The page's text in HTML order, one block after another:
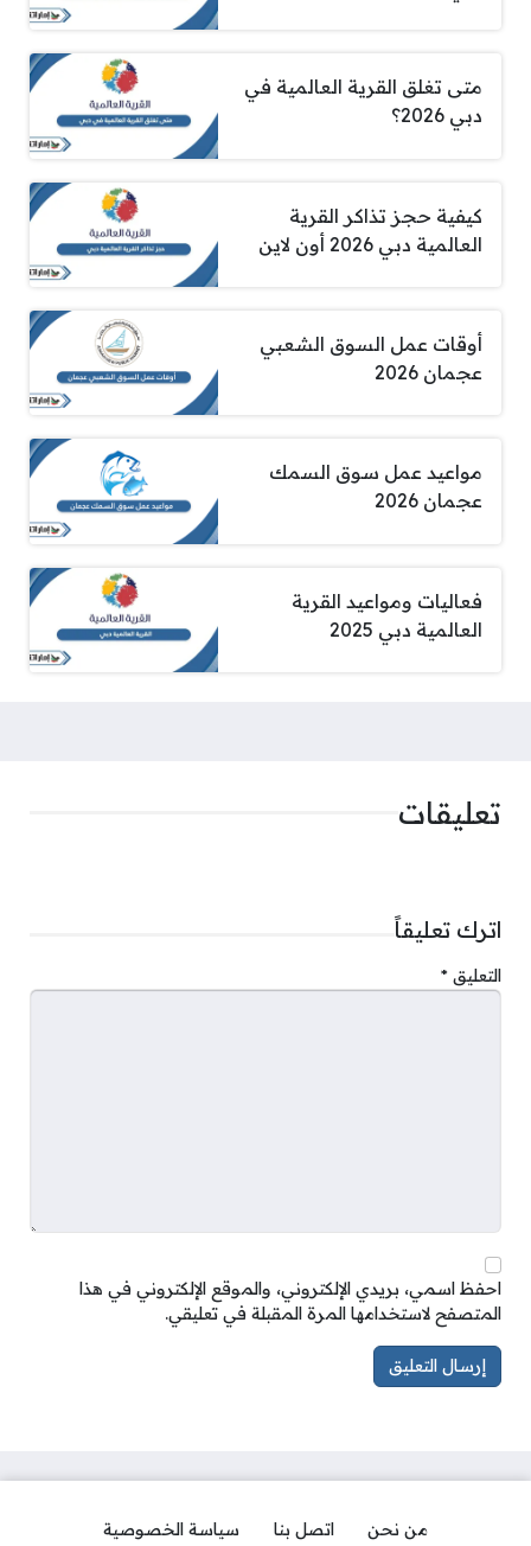
متى تغلق القرية العالمية في
دبي 2026؟
كيفية حجز تذاكر القرية
العالمية دبي 2026 أون لاين
أوقات عمل السوق الشعبي
عجمان 2026
مواعيد عمل سوق السمك
عجمان 2026
فعاليات ومواعيد القرية
العالمية دبي 2025
تعليقات
اترك تعليقاً
التعليق *
احفظ اسمي، بريدي الإلكتروني، والموقع الإلكتروني في هذا
المتصفح لاستخدامها المرة المقبلة في تعليقي.
من نحن اتصل بنا سياسة الخصوصية